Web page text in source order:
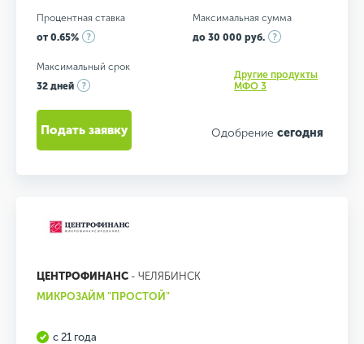
Процентная ставка
от 0.65%
Максимальная сумма
до 30 000 руб.
Максимальный срок
32 дней
Другие продукты
МФО 3
Одобрение сегодня
Подать заявку
ЦЕНТРОФИНАНС - ЧЕЛЯБИНСК
МИКРОЗАЙМ "ПРОСТОЙ"
с 21 года